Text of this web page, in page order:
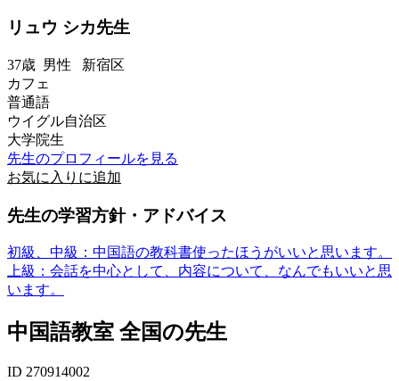
リュウ シカ先生
37歳 男性 新宿区
カフェ
普通語
ウイグル自治区
大学院生
先生のプロフィールを見る
お気に入りに追加
先生の学習方針・アドバイス
初級、中級：中国語の教科書使ったほうがいいと思います。
上級：会話を中心として、内容について、なんでもいいと思
います。
中国語教室 全国の先生
ID 270914002